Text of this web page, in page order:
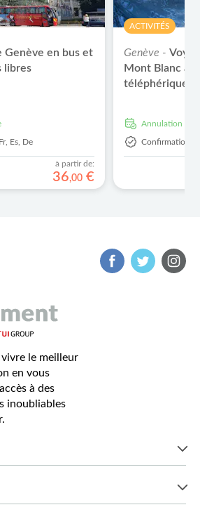
Genève en bus et
libres
Fr, Es, De
à partir de:
36,00 €
ACTIVITÉS
Genève -
Mont Blanc
téléphérique
Annulation
Confirmation
le meilleur
en vous
à des
inoubliables